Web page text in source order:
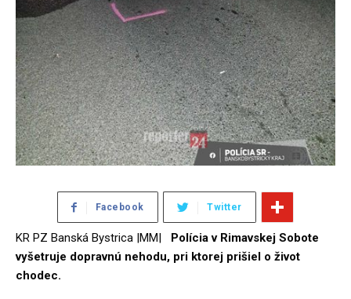
Facebook Twitter
KR PZ Banská Bystrica |MM| Polícia v Rimavskej Sobote
vyšetruje dopravnú nehodu, pri ktorej prišiel o život
chodec.